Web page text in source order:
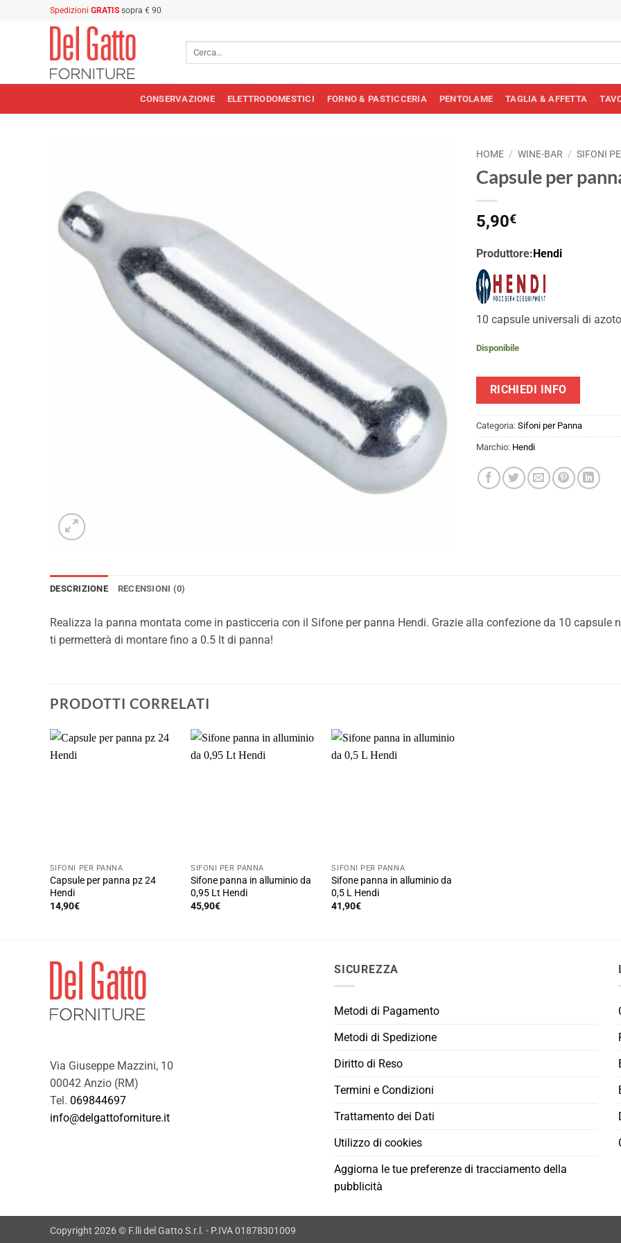
Spedizioni GRATIS sopra € 90
CONSERVAZIONE ELETTRODOMESTICI FORNO & PASTICCERIA PENTOLAME TAGLIA & AFFETTA
HOME / WINE-BAR / SIFONI
Capsule per
5,90€
Produttore:Hendi
10 capsule universali di azoto
Disponibile
RICHIEDI INFO
Categoria: Sifoni per Panna
Marchio: Hendi
DESCRIZIONE RECENSIONI (0)
Realizza la panna montata come in pasticceria con il Sifone per panna Hendi. Grazie alla confezione da 10 capsule
ti permetterà di montare fino a 0.5 lt di panna!
PRODOTTI CORRELATI
SIFONI PER PANNA
Capsule per panna pz 24
Hendi
14,90€
SIFONI PER PANNA
Sifone panna in alluminio da
0,95 Lt Hendi
45,90€
SIFONI PER PANNA
Sifone panna in alluminio da
0,5 L Hendi
41,90€
Via Giuseppe Mazzini, 10
00042 Anzio (RM)
Tel. 069844697
info@delgattoforniture.it
SICUREZZA
Metodi di Pagamento
Metodi di Spedizione
Diritto di Reso
Termini e Condizioni
Trattamento dei Dati
Utilizzo di cookies
Aggiorna le tue preferenze di tracciamento della
pubblicità
Copyright 2026 © F.lli del Gatto S.r.l. - P.IVA 01878301009